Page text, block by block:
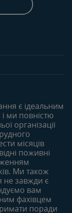
є ідеальним
ми повністю
організації
місяців
поживні
Ми також
не завжди є
вам
фахівцем
поради